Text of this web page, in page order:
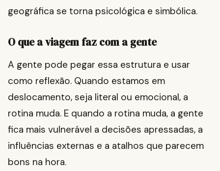
geográfica se torna psicológica e simbólica.
O que a viagem faz com a gente
A gente pode pegar essa estrutura e usar
como reflexão. Quando estamos em
deslocamento, seja literal ou emocional, a
rotina muda. E quando a rotina muda, a gente
fica mais vulnerável a decisões apressadas, a
influências externas e a atalhos que parecem
bons na hora.